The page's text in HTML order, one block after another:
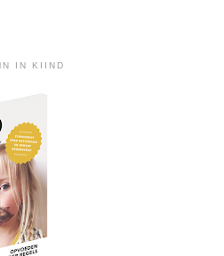
IN KIIND